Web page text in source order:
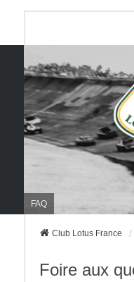
FAQ
Club Lotus France
Foire aux